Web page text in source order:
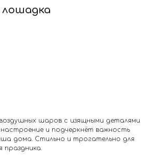
лошадка
шаров с изящными деталями
и подчеркнёт важность
дома. Стильно и трогательно для
праздника.